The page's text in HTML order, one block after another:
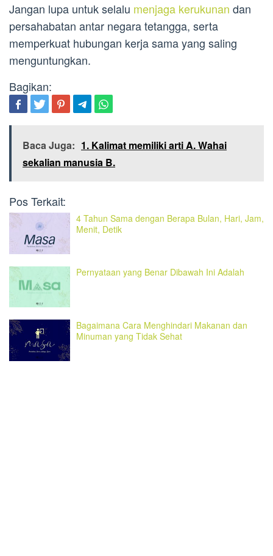
Jangan lupa untuk selalu menjaga kerukunan dan
persahabatan antar negara tetangga, serta
memperkuat hubungan kerja sama yang saling
menguntungkan.
Bagikan:
Baca Juga: 1. Kalimat memiliki arti A. Wahai
sekalian manusia B.
Pos Terkait:
4 Tahun Sama dengan Berapa Bulan, Hari, Jam,
Menit, Detik
Pernyataan yang Benar Dibawah Ini Adalah
Bagaimana Cara Menghindari Makanan dan
Minuman yang Tidak Sehat